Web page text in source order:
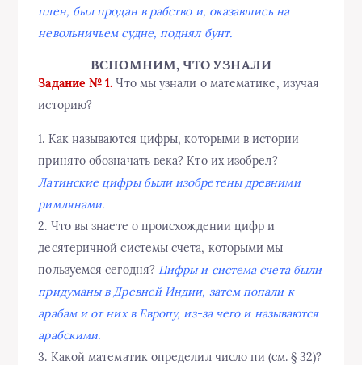
плен, был продан в рабство и, оказавшись на
невольничьем судне, поднял бунт.
ВСПОМНИМ, ЧТО УЗНАЛИ
Задание № 1. Что мы узнали о математике, изучая
историю?
1. Как называются цифры, которыми в истории
принято обозначать века? Кто их изобрел?
Латинские цифры были изобретены древними
римлянами.
2. Что вы знаете о происхождении цифр и
десятеричной системы счета, которыми мы
пользуемся сегодня? Цифры и система счета были
придуманы в Древней Индии, затем попали к
арабам и от них в Европу, из-за чего и называются
арабскими.
3. Какой математик определил число пи (см. § 32)?